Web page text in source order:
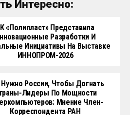
Интересно:
«Полипласт» Представила
Разработки И
Инициативы На Выставке
ИННОПРОМ-2026
России, Чтобы Догнать
Лидеры По Мощности
Мнение Член-
Корреспондента РАН